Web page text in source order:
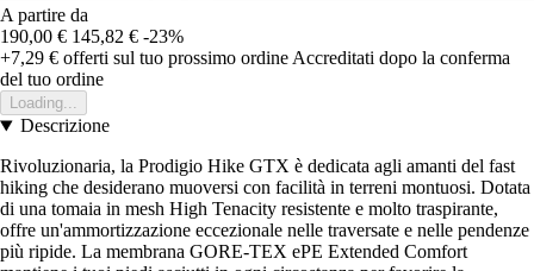
A partire da
190,00 € 145,82 € -23%
+7,29 € offerti sul tuo prossimo ordine Accreditati dopo la conferma
del tuo ordine
Loading...
Descrizione
Rivoluzionaria, la Prodigio Hike GTX è dedicata agli amanti del fast
hiking che desiderano muoversi con facilità in terreni montuosi. Dotata
di una tomaia in mesh High Tenacity resistente e molto traspirante,
offre un'ammortizzazione eccezionale nelle traversate e nelle pendenze
più ripide. La membrana GORE-TEX ePE Extended Comfort